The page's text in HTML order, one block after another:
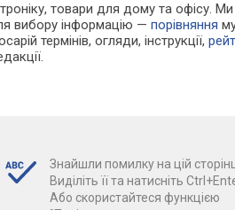
товари для дому та
вибору інформацію —порівняння
термінів, огляди, інструкції,
Знайшли помилку на цій
Виділіть її та натисніть
Або скористайтеся функцією